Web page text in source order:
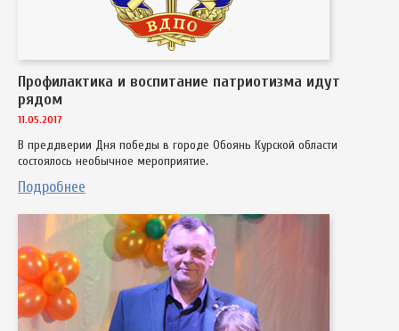
Профилактика и воспитание патриотизма идут
рядом
11.05.2017
В преддверии Дня победы в городе Обоянь Курской области
состоялось необычное мероприятие.
Подробнее